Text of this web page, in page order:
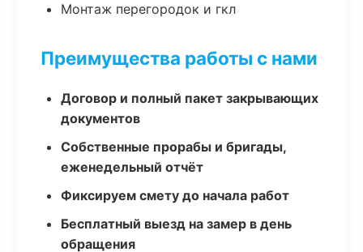
Монтаж перегородок и гкл
Преимущества работы с нами
Договор и полный пакет закрывающих
документов
Собственные прорабы и бригады,
еженедельный отчёт
Фиксируем смету до начала работ
Бесплатный выезд на замер в день
обращения